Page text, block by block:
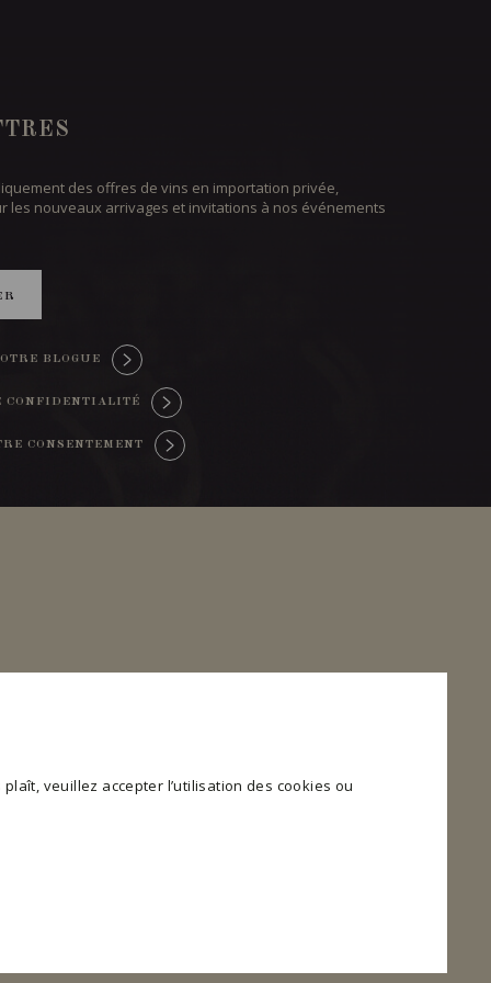
veuillez accepter l’utilisation des cookies ou
des offres de vins en importation privée,
les nouveaux arrivages et invitations à nos événements
BLOGUE
CONFIDENTIALITÉ
CONSENTEMENT